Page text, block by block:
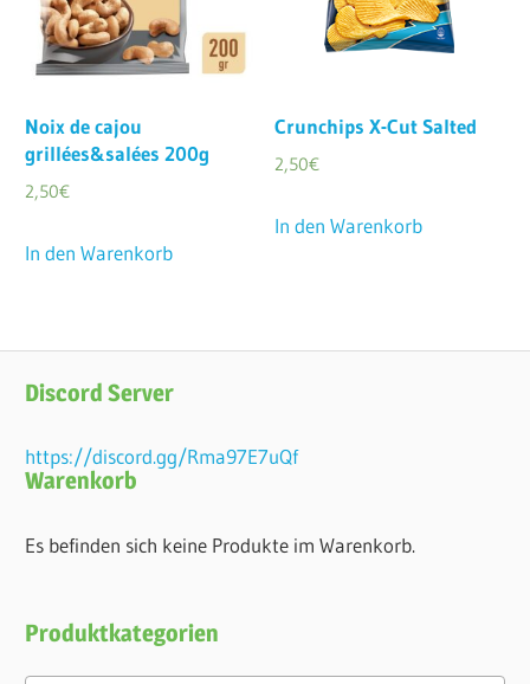
Noix de cajou
grillées&salées 200g
2,50€
In den Warenkorb
Crunchips X-Cut Salted
2,50€
In den Warenkorb
Discord Server
https://discord.gg/Rma97E7uQf
Warenkorb
Es befinden sich keine Produkte im Warenkorb.
Produktkategorien